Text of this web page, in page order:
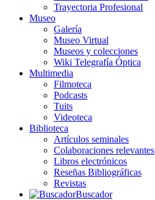
Trayectoria Profesional
Museo
Galería
Museo Virtual
Museos y colecciones
Wiki Telegrafía Óptica
Multimedia
Filmoteca
Podcasts
Tuits
Videoteca
Biblioteca
Artículos seminales
Colaboraciones relevantes
Libros electrónicos
Reseñas Bibliográficas
Revistas
Buscador